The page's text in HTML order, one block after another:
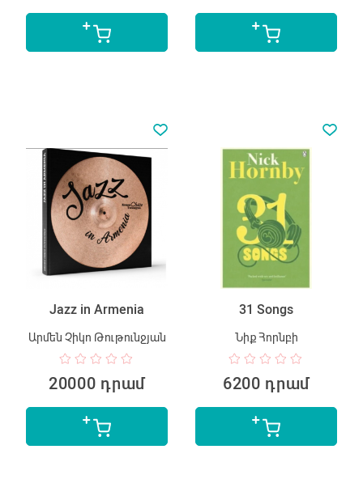
Jazz in Armenia
Արմեն Չիկո Թութունջյան
20000 դրամ
31 Songs
Նիք Հորնբի
6200 դրամ